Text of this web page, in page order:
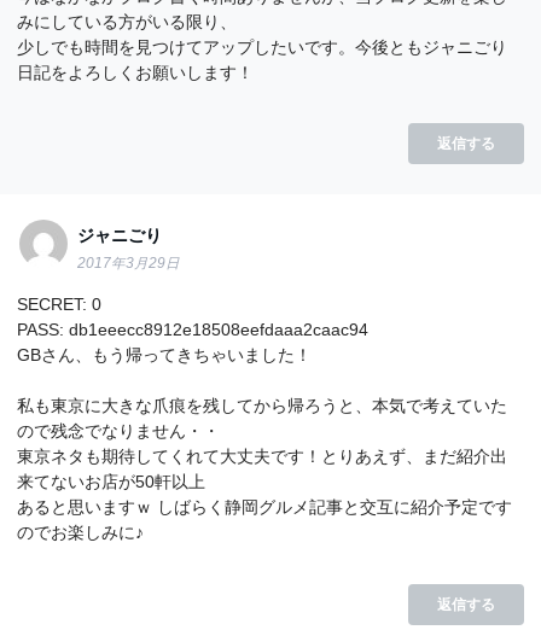
みにしている方がいる限り、
少しでも時間を見つけてアップしたいです。今後ともジャニごり
日記をよろしくお願いします！
返信する
ジャニごり
2017年3月29日
SECRET: 0
PASS: db1eeecc8912e18508eefdaaa2caac94
GBさん、もう帰ってきちゃいました！
私も東京に大きな爪痕を残してから帰ろうと、本気で考えていた
ので残念でなりません・・
東京ネタも期待してくれて大丈夫です！とりあえず、まだ紹介出
来てないお店が50軒以上
あると思いますｗ しばらく静岡グルメ記事と交互に紹介予定です
のでお楽しみに♪
返信する